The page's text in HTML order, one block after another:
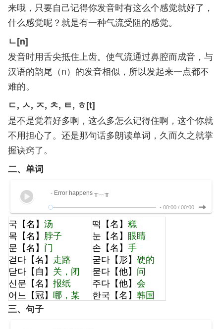
来哦，只要自己记得你发音时有这么个感觉就好了，
什么感觉呢？就是有一种气流受阻的感觉。
ㄴ[n]
发音时用舌尖抵住上齿。使气流通过鼻腔而成音，与
汉语的韵尾（n）的发音相似，所以发起来一点都不
难的。
ㄷ, ㅅ, ㅈ, ㅊ, ㅌ, ㅎ[t]
是不是觉着好多啊，这么多怎么记得住啊，这个你就
不用担心了。还是那句话多朗读单词，久而久之就掌
握诀窍了。
二、单词
- Error happens ╥﹏╥
- 00:00 / 00:00
국【名】 汤
목【名】 脖子
문【名】 门
걷다【名】 走路
닫다【自】 关，闭
신문【名】 报纸
어느【冠】 哪，某
떡【名】 糕
눈【名】 眼睛
손【名】 手
굳다【形】 硬的
묻다【他】 问
주다【他】 会
한국【名】 韩国
三、句子